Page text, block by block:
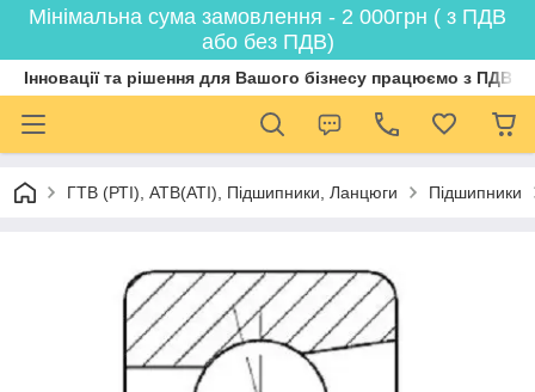
Мінімальна сума замовлення - 2 000грн ( з ПДВ
або без ПДВ)
Інновації та рішення для Вашого бізнесу працюємо з ПДВ
ГТВ (РТI), АТВ(АТI), Пiдшипники, Ланцюги Підшипники